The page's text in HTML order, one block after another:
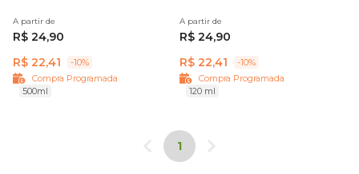
A partir de
R$ 24,90
R$ 22,41
-10%
Compra Programada
500ml
A partir de
R$ 24,90
R$ 22,41
-10%
Compra Programada
120 ml
1